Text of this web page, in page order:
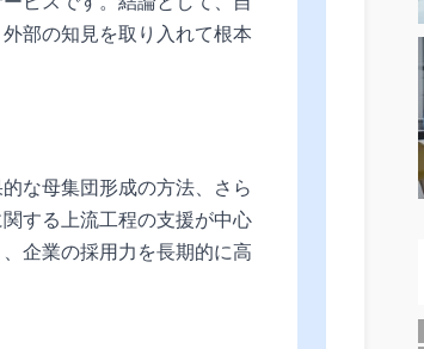
部の知見を取り入れて根本
な母集団形成の方法、さら
する上流工程の支援が中心
企業の採用力を長期的に高